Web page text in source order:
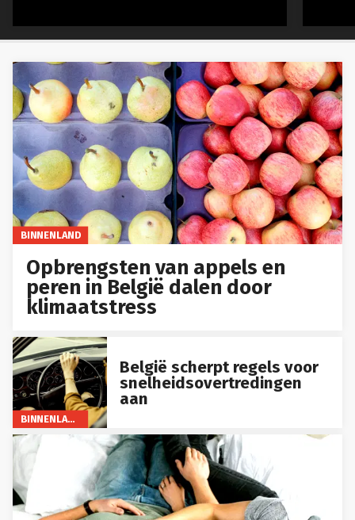
BINNENLAND
Opbrengsten van appels en
peren in België dalen door
klimaatstress
BINNENLAND
België scherpt regels voor
snelheidsovertredingen
aan